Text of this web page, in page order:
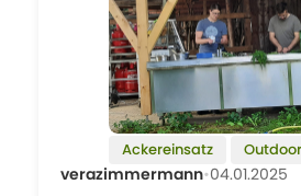
Ackereinsatz
verazimmermann•04.01.2025